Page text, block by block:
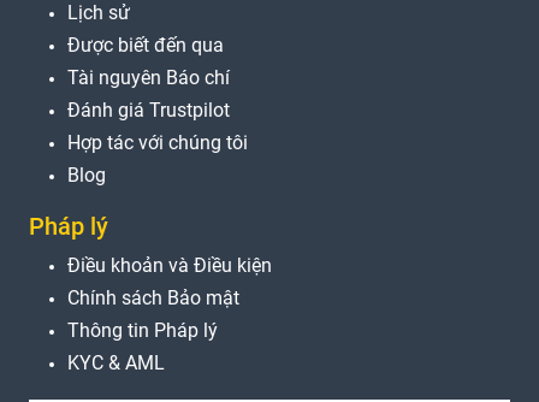
Lịch sử
Được biết đến qua
Tài nguyên Báo chí
Đánh giá Trustpilot
Hợp tác với chúng tôi
Blog
Pháp lý
Điều khoản và Điều kiện
Chính sách Bảo mật
Thông tin Pháp lý
KYC & AML